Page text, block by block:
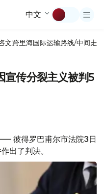
中文
文跨里海国际运输路线/中间走廊
宣传分裂主义被判5
彼得罗巴甫尔市法院3日
出了判决。